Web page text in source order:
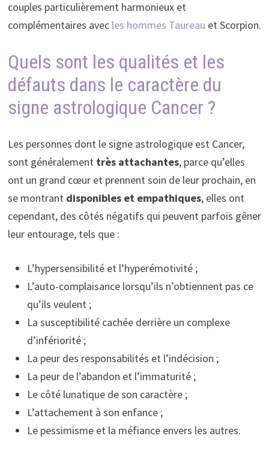
couples particulièrement harmonieux et
complémentaires avec les hommes Taureau et Scorpion.
Quels sont les qualités et les
défauts dans le caractère du
signe astrologique Cancer ?
Les personnes dont le signe astrologique est Cancer,
sont généralement très attachantes, parce qu’elles
ont un grand cœur et prennent soin de leur prochain, en
se montrant disponibles et empathiques, elles ont
cependant, des côtés négatifs qui peuvent parfois gêner
leur entourage, tels que :
L’hypersensibilité et l’hyperémotivité ;
L’auto-complaisance lorsqu’ils n’obtiennent pas ce
qu’ils veulent ;
La susceptibilité cachée derrière un complexe
d’infériorité ;
La peur des responsabilités et l’indécision ;
La peur de l’abandon et l’immaturité ;
Le côté lunatique de son caractère ;
L’attachement à son enfance ;
Le pessimisme et la méfiance envers les autres.